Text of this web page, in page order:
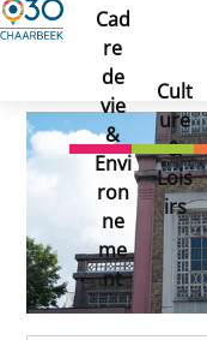
Cad
re
de
vie
&
Envi
ron
ne
me
nt
Cult
ure
&
Lois
irs
Publié le 26/11/2024